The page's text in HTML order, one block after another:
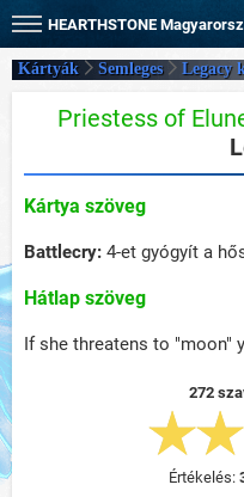
HEARTHSTONE
Kártyák Semleges Legacy
Priestess of
Kártya szöveg
Battlecry: 4-et gyógyít a
Hátlap szöveg
If she threatens to "moon"
272
Értékelés: